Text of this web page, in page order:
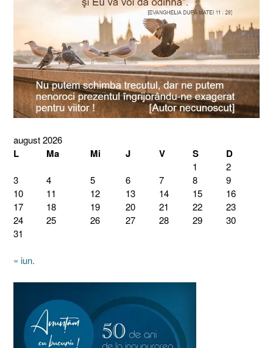
august 2026
L Ma Mi J V S D
1
2
3
4 5 6 7 8
9
10
11 12 13 14 15
16
17
18 19 20 21 22
23
24
25 26 27 28 29
30
31
« iun.